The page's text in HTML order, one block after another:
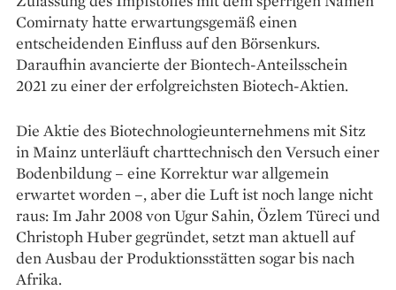
Co­mir­na­ty hatte erwartungsgemäß einen
entscheidenden Einfluss auf den Börsenkurs.
Daraufhin avancierte der Biontech-Anteilsschein
2021 zu einer der erfolgreichsten Biotech-Aktien.
Die Aktie des Biotechnologieunternehmens mit Sitz
in Mainz unterläuft charttechnisch den Versuch einer
Bodenbildung – eine Korrektur war allgemein
erwartet worden –, aber die Luft ist noch lange nicht
raus: Im Jahr 2008 von Ugur Sahin, Özlem Türeci und
Christoph Huber gegründet, setzt man aktuell auf
den Ausbau der Produktionsstätten sogar bis nach
Afrika.